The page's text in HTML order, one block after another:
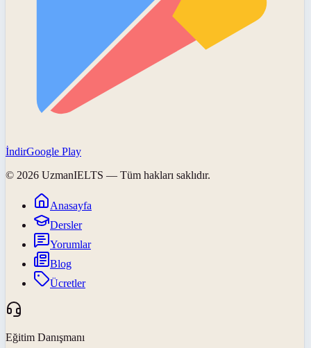
İndirGoogle Play
© 2026 UzmanIELTS — Tüm hakları saklıdır.
Anasayfa
Dersler
Yorumlar
Blog
Ücretler
Eğitim Danışmanı